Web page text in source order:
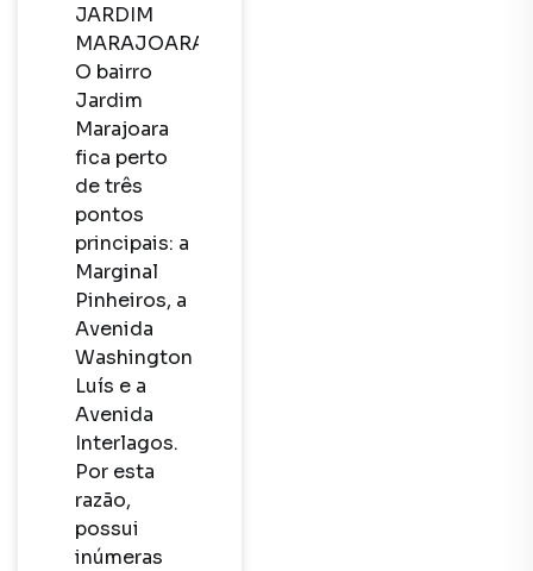
JARDIM
MARAJOARA
O bairro
Jardim
Marajoara
fica perto
de três
pontos
principais: a
Marginal
Pinheiros, a
Avenida
Washington
Luís e a
Avenida
Interlagos.
Por esta
razão,
possui
inúmeras